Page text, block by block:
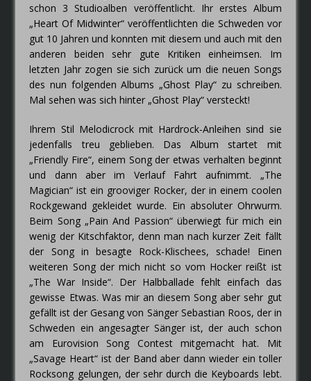
schon 3 Studioalben veröffentlicht. Ihr erstes Album
„Heart Of Midwinter“ veröffentlichten die Schweden vor
gut 10 Jahren und konnten mit diesem und auch mit den
anderen beiden sehr gute Kritiken einheimsen. Im
letzten Jahr zogen sie sich zurück um die neuen Songs
des nun folgenden Albums „Ghost Play“ zu schreiben.
Mal sehen was sich hinter „Ghost Play“ versteckt!
Ihrem Stil Melodicrock mit Hardrock-Anleihen sind sie
jedenfalls treu geblieben. Das Album startet mit
„Friendly Fire“, einem Song der etwas verhalten beginnt
und dann aber im Verlauf Fahrt aufnimmt. „The
Magician“ ist ein grooviger Rocker, der in einem coolen
Rockgewand gekleidet wurde. Ein absoluter Ohrwurm.
Beim Song „Pain And Passion“ überwiegt für mich ein
wenig der Kitschfaktor, denn man nach kurzer Zeit fällt
der Song in besagte Rock-Klischees, schade! Einen
weiteren Song der mich nicht so vom Hocker reißt ist
„The War Inside“. Der Halbballade fehlt einfach das
gewisse Etwas. Was mir an diesem Song aber sehr gut
gefällt ist der Gesang von Sänger Sebastian Roos, der in
Schweden ein angesagter Sänger ist, der auch schon
am Eurovision Song Contest mitgemacht hat. Mit
„Savage Heart“ ist der Band aber dann wieder ein toller
Rocksong gelungen, der sehr durch die Keyboards lebt.